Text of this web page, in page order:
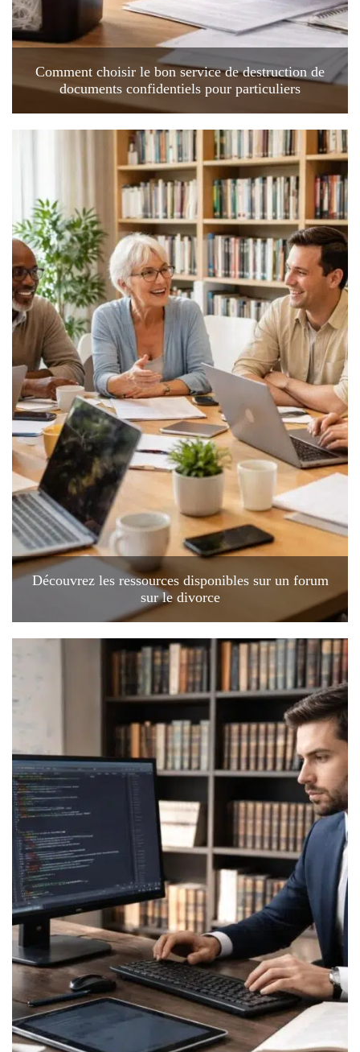
Comment choisir le bon service de destruction de
documents confidentiels pour particuliers
Découvrez les ressources disponibles sur un forum
sur le divorce